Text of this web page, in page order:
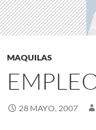
MAQUILAS
28 MAYO, 2007